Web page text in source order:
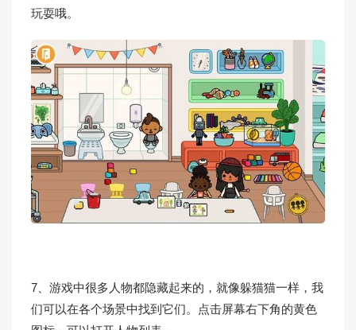
玩耍哦。
7、游戏中很多人物都隐藏起来的，就像躲猫猫一样，我
们可以在各个场景中找到它们。点击屏幕右下角的黄色